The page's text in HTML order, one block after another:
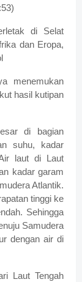
di Selat
dan Eropa,
menemukan
hasil kutipan
di bagian
suhu, kadar
laut di Laut
kadar garam
Atlantik.
tinggi ke
Sehingga
Samudera
dengan air di
Laut Tengah